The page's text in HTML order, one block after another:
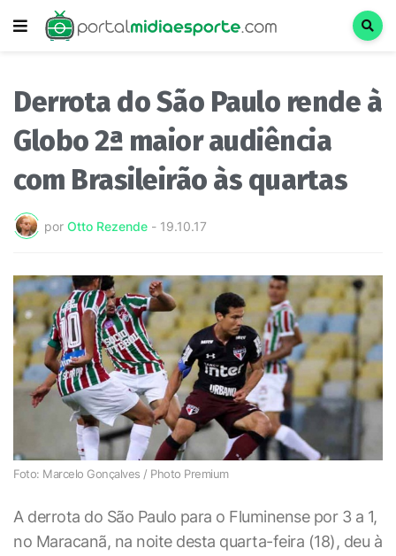
Derrota do São Paulo rende à
Globo 2ª maior audiência
com Brasileirão às quartas
por Otto Rezende - 19.10.17
Foto: Marcelo Gonçalves / Photo Premium
A derrota do São Paulo para o Fluminense por 3 a 1,
no Maracanã, na noite desta quarta-feira (18), deu à